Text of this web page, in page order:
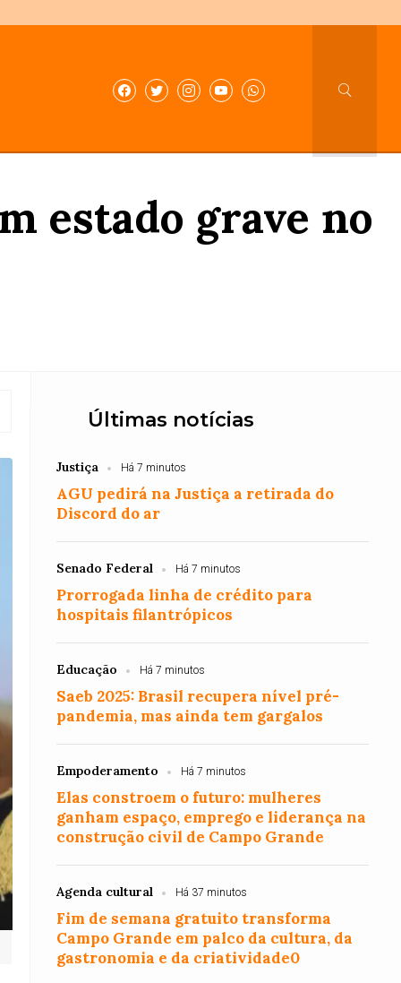
estado grave no
Últimas notícias
Justiça Há 7 minutos
AGU pedirá na Justiça a retirada do
Discord do ar
Senado Federal Há 7 minutos
Prorrogada linha de crédito para
hospitais filantrópicos
Educação Há 7 minutos
Saeb 2025: Brasil recupera nível pré-
pandemia, mas ainda tem gargalos
Empoderamento Há 7 minutos
Elas constroem o futuro: mulheres
ganham espaço, emprego e liderança na
construção civil de Campo Grande
Agenda cultural Há 37 minutos
Fim de semana gratuito transforma
Campo Grande em palco da cultura, da
gastronomia e da criatividade0